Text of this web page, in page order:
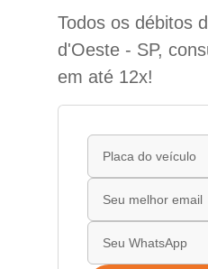
Todos os débitos
d'Oeste - SP,
em até 12x!